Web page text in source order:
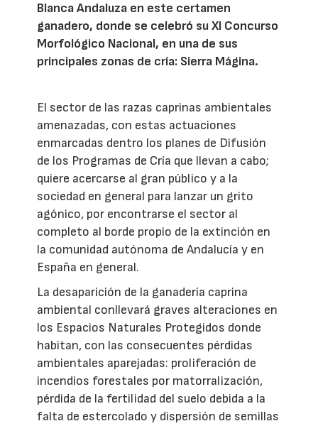
Blanca Andaluza en este certamen
ganadero, donde se celebró su XI Concurso
Morfológico Nacional, en una de sus
principales zonas de cría: Sierra Mágina.
El sector de las razas caprinas ambientales
amenazadas, con estas actuaciones
enmarcadas dentro los planes de Difusión
de los Programas de Cría que llevan a cabo;
quiere acercarse al gran público y a la
sociedad en general para lanzar un grito
agónico, por encontrarse el sector al
completo al borde propio de la extinción en
la comunidad autónoma de Andalucía y en
España en general.
La desaparición de la ganadería caprina
ambiental conllevará graves alteraciones en
los Espacios Naturales Protegidos donde
habitan, con las consecuentes pérdidas
ambientales aparejadas: proliferación de
incendios forestales por matorralización,
pérdida de la fertilidad del suelo debida a la
falta de estercolado y dispersión de semillas